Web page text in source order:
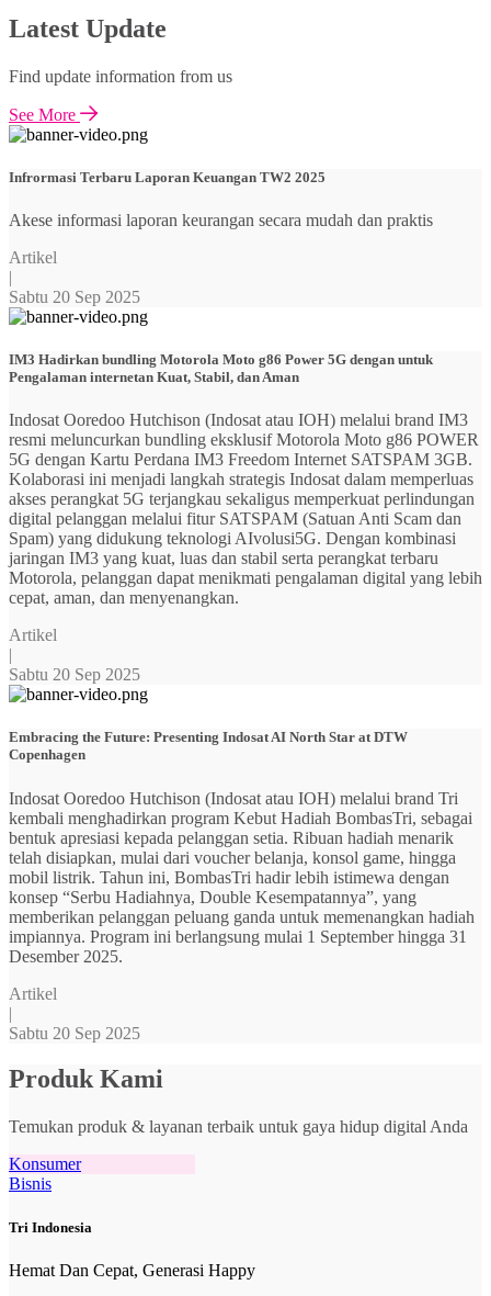
Latest Update
Find update information from us
See More
Infrormasi Terbaru Laporan Keuangan TW2 2025
Akese informasi laporan keurangan secara mudah dan praktis
Artikel
|
Sabtu 20 Sep 2025
IM3 Hadirkan bundling Motorola Moto g86 Power 5G dengan untuk
Pengalaman internetan Kuat, Stabil, dan Aman
Indosat Ooredoo Hutchison (Indosat atau IOH) melalui brand IM3
resmi meluncurkan bundling eksklusif Motorola Moto g86 POWER
5G dengan Kartu Perdana IM3 Freedom Internet SATSPAM 3GB.
Kolaborasi ini menjadi langkah strategis Indosat dalam memperluas
akses perangkat 5G terjangkau sekaligus memperkuat perlindungan
digital pelanggan melalui fitur SATSPAM (Satuan Anti Scam dan
Spam) yang didukung teknologi AIvolusi5G. Dengan kombinasi
jaringan IM3 yang kuat, luas dan stabil serta perangkat terbaru
Motorola, pelanggan dapat menikmati pengalaman digital yang lebih
cepat, aman, dan menyenangkan.
Artikel
|
Sabtu 20 Sep 2025
Embracing the Future: Presenting Indosat AI North Star at DTW
Copenhagen
Indosat Ooredoo Hutchison (Indosat atau IOH) melalui brand Tri
kembali menghadirkan program Kebut Hadiah BombasTri, sebagai
bentuk apresiasi kepada pelanggan setia. Ribuan hadiah menarik
telah disiapkan, mulai dari voucher belanja, konsol game, hingga
mobil listrik. Tahun ini, BombasTri hadir lebih istimewa dengan
konsep “Serbu Hadiahnya, Double Kesempatannya”, yang
memberikan pelanggan peluang ganda untuk memenangkan hadiah
impiannya. Program ini berlangsung mulai 1 September hingga 31
Desember 2025.
Artikel
|
Sabtu 20 Sep 2025
Produk Kami
Temukan produk & layanan terbaik untuk gaya hidup digital Anda
Konsumer
Bisnis
Tri Indonesia
Hemat Dan Cepat, Generasi Happy